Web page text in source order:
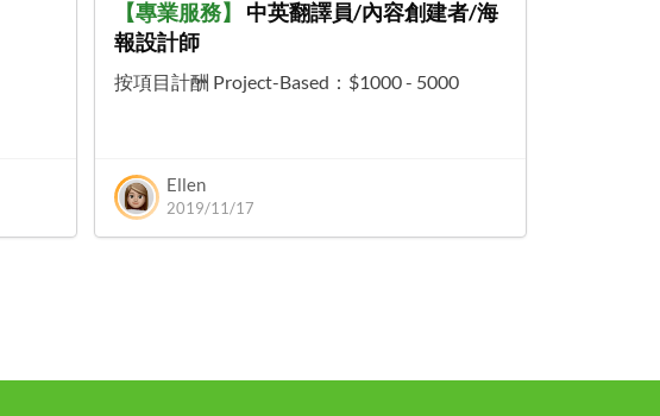
【專業服務】
中英翻譯員/內容創建者/海
報設計師
按項目計酬 Project-Based ： $1000 - 5000
Ellen
2019/11/17